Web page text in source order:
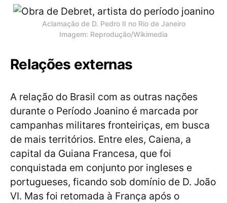
Aclamação de D. Pedro II no Rio de Janeiro
Imagem: Reprodução/Wikimedia
Relações externas
A relação do Brasil com as outras nações
durante o Período Joanino é marcada por
campanhas militares fronteiriças, em busca
de mais territórios. Entre eles, Caiena, a
capital da Guiana Francesa, que foi
conquistada em conjunto por ingleses e
portugueses, ficando sob domínio de D. João
VI. Mas foi retomada à França após o